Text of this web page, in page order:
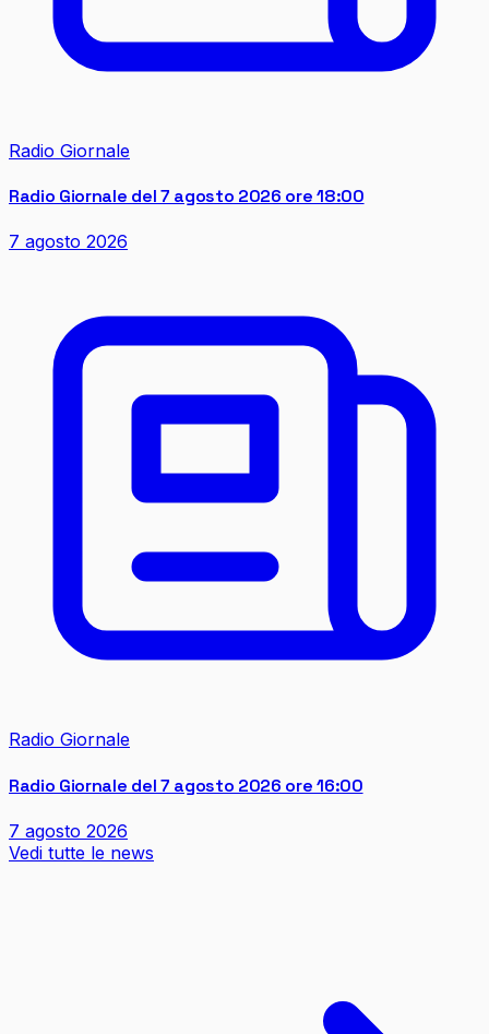
Radio Giornale
Radio Giornale del 7 agosto 2026 ore 18:00
7 agosto 2026
Radio Giornale
Radio Giornale del 7 agosto 2026 ore 16:00
7 agosto 2026
Vedi tutte le news